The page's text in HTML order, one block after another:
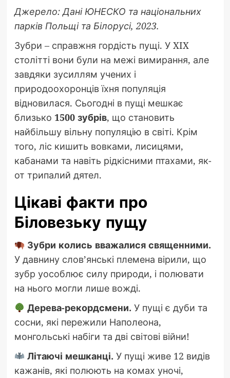
Джерело: Дані ЮНЕСКО та національних
парків Польщі та Білорусі, 2023.
Зубри – справжня гордість пущі. У XIX
столітті вони були на межі вимирання, але
завдяки зусиллям учених і
природоохоронців їхня популяція
відновилася. Сьогодні в пущі мешкає
близько 1500 зубрів, що становить
найбільшу вільну популяцію в світі. Крім
того, ліс кишить вовками, лисицями,
кабанами та навіть рідкісними птахами, як-
от трипалий дятел.
Цікаві факти про
Біловезьку пущу
Зубри колись вважалися священними.
У давнину слов’янські племена вірили, що
зубр уособлює силу природи, і полювати
на нього могли лише вожді.
Дерева-рекордсмени. У пущі є дуби та
сосни, які пережили Наполеона,
монгольські набіги та дві світові війни!
Літаючі мешканці. У пущі живе 12 видів
кажанів, які полюють на комах уночі,